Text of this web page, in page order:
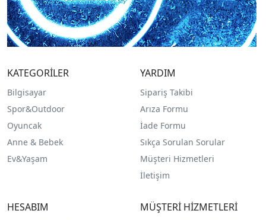
KATEGORİLER
Bilgisayar
Spor&Outdoor
Oyuncak
Anne & Bebek
Ev&Yaşam
YARDIM
Sipariş Takibi
Arıza Formu
İade Formu
Sıkça Sorulan Sorular
Müşteri Hizmetleri
İletişim
HESABIM MÜŞTERİ HİZMETLERİ